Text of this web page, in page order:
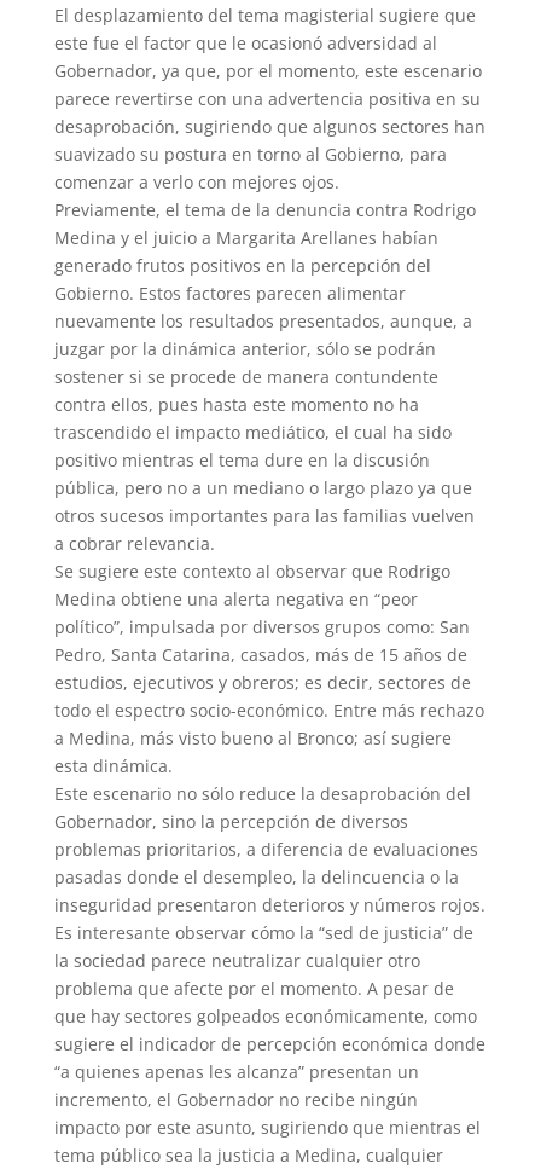
El desplazamiento del tema magisterial sugiere que
este fue el factor que le ocasionó adversidad al
Gobernador, ya que, por el momento, este escenario
parece revertirse con una advertencia positiva en su
desaprobación, sugiriendo que algunos sectores han
suavizado su postura en torno al Gobierno, para
comenzar a verlo con mejores ojos.
Previamente, el tema de la denuncia contra Rodrigo
Medina y el juicio a Margarita Arellanes habían
generado frutos positivos en la percepción del
Gobierno. Estos factores parecen alimentar
nuevamente los resultados presentados, aunque, a
juzgar por la dinámica anterior, sólo se podrán
sostener si se procede de manera contundente
contra ellos, pues hasta este momento no ha
trascendido el impacto mediático, el cual ha sido
positivo mientras el tema dure en la discusión
pública, pero no a un mediano o largo plazo ya que
otros sucesos importantes para las familias vuelven
a cobrar relevancia.
Se sugiere este contexto al observar que Rodrigo
Medina obtiene una alerta negativa en “peor
político”, impulsada por diversos grupos como: San
Pedro, Santa Catarina, casados, más de 15 años de
estudios, ejecutivos y obreros; es decir, sectores de
todo el espectro socio-económico. Entre más rechazo
a Medina, más visto bueno al Bronco; así sugiere
esta dinámica.
Este escenario no sólo reduce la desaprobación del
Gobernador, sino la percepción de diversos
problemas prioritarios, a diferencia de evaluaciones
pasadas donde el desempleo, la delincuencia o la
inseguridad presentaron deterioros y números rojos.
Es interesante observar cómo la “sed de justicia” de
la sociedad parece neutralizar cualquier otro
problema que afecte por el momento. A pesar de
que hay sectores golpeados económicamente, como
sugiere el indicador de percepción económica donde
“a quienes apenas les alcanza” presentan un
incremento, el Gobernador no recibe ningún
impacto por este asunto, sugiriendo que mientras el
tema público sea la justicia a Medina, cualquier